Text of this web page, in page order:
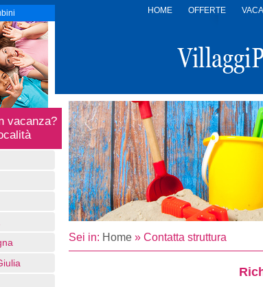
HOME OFFERTE
vacanza?
Sei in: Home» Contatta struttura